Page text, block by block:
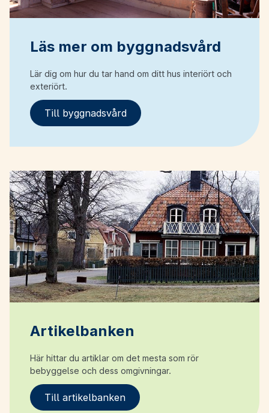
Läs mer om byggnadsvård
Lär dig om hur du tar hand om ditt hus interiört och
exteriört.
Till byggnadsvård
Artikelbanken
Här hittar du artiklar om det mesta som rör
bebyggelse och dess omgivningar.
Till artikelbanken